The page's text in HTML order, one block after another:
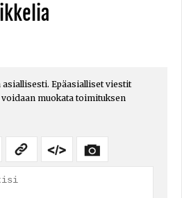
Epäasialliset viestit
muokata toimituksen